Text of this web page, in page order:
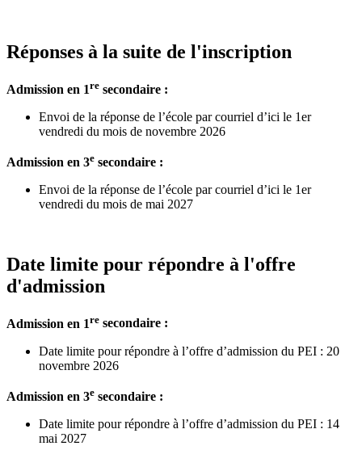
Réponses à la suite de l'inscription
Admission en 1re secondaire :
Envoi de la réponse de l’école par courriel d’ici le 1er
vendredi du mois de novembre 2026
Admission en 3e secondaire :
Envoi de la réponse de l’école par courriel d’ici le 1er
vendredi du mois de mai 2027
Date limite pour répondre à l'offre
d'admission
Admission en 1re secondaire :
Date limite pour répondre à l’offre d’admission du PEI : 20
novembre 2026
Admission en 3e secondaire :
Date limite pour répondre à l’offre d’admission du PEI : 14
mai 2027